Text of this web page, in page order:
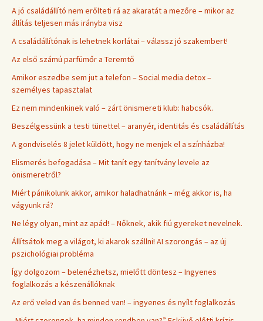
A jó családállító nem erőlteti rá az akaratát a mezőre – mikor az
állítás teljesen más irányba visz
A családállítónak is lehetnek korlátai – válassz jó szakembert!
Az első számú parfümőr a Teremtő
Amikor eszedbe sem jut a telefon – Social media detox –
személyes tapasztalat
Ez nem mindenkinek való – zárt önismereti klub: habcsók.
Beszélgessünk a testi tünettel – aranyér, identitás és családállítás
A gondviselés 8 jelet küldött, hogy ne menjek el a színházba!
Elismerés befogadása – Mit tanít egy tanítvány levele az
önismeretről?
Miért pánikolunk akkor, amikor haladhatnánk – még akkor is, ha
vágyunk rá?
Ne légy olyan, mint az apád! – Nőknek, akik fiú gyereket nevelnek.
Állítsátok meg a világot, ki akarok szállni! AI szorongás – az új
pszichológiai probléma
Így dolgozom – belenézhetsz, mielőtt döntesz – Ingyenes
foglalkozás a készenállóknak
Az erő veled van és benned van! – ingyenes és nyílt foglalkozás